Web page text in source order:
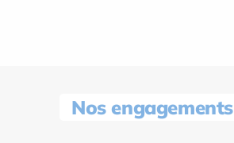
Nos engagements